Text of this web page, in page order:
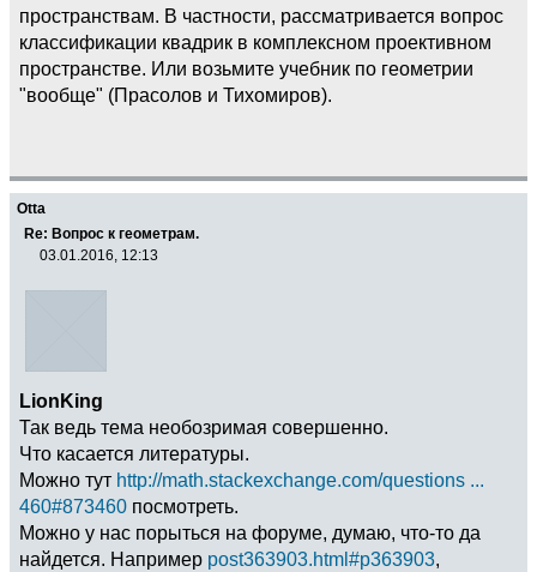
пространствам. В частности, рассматривается вопрос
классификации квадрик в комплексном проективном
пространстве. Или возьмите учебник по геометрии
"вообще" (Прасолов и Тихомиров).
Otta
Re: Вопрос к геометрам.
03.01.2016, 12:13
LionKing
Так ведь тема необозримая совершенно.
Что касается литературы.
Можно тут http://math.stackexchange.com/questions ...
460#873460 посмотреть.
Можно у нас порыться на форуме, думаю, что-то да
найдется. Например post363903.html#p363903,